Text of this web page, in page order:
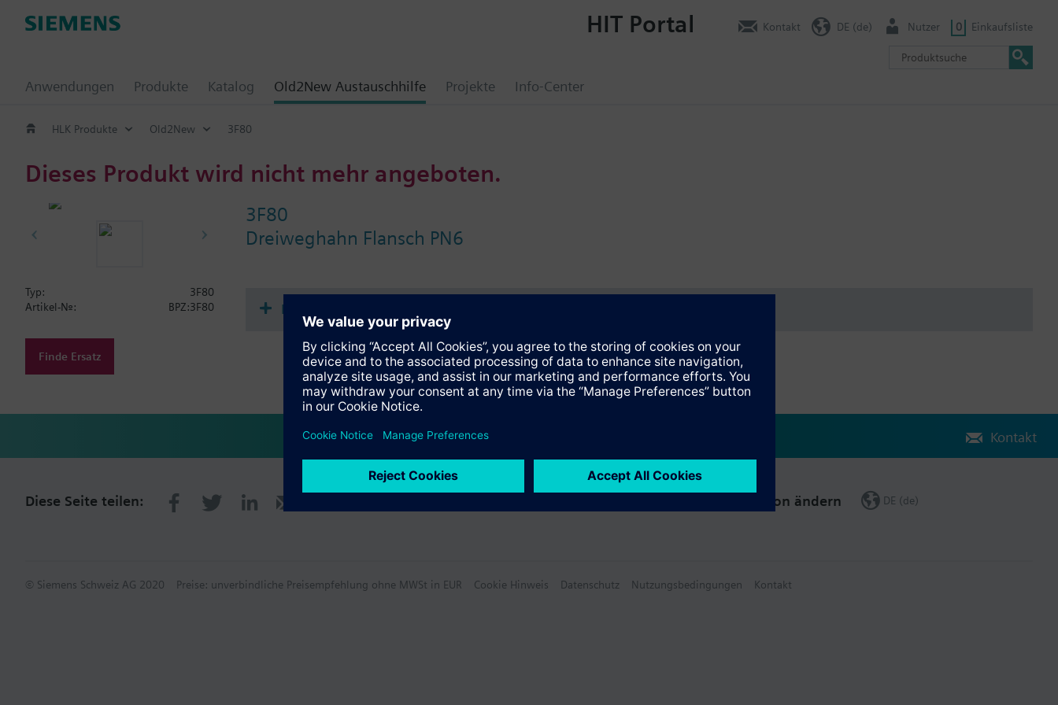
Anwendungen Produkte Katalog Old2New Austauschhilfe Projekte Info-Center
HIT Portal Kontakt DE (de) Nutzer 0 Einkaufsliste
HLK Produkte Old2New 3F80
Dieses Produkt wird nicht mehr angeboten.
3F80
Dreiweghahn Flansch PN6
Typ:
3F80
Artikel-Nr.:
BPZ:3F80
Finde Ersatz
Dokumente
Kontakt
Diese Seite teilen: Region ändern DE (de)
© Siemens Schweiz AG 2020 Preise: unverbindliche Preisempfehlung ohne MWSt in EUR Cookie Hinweis Datenschutz Nutzungsbedingungen Kontakt